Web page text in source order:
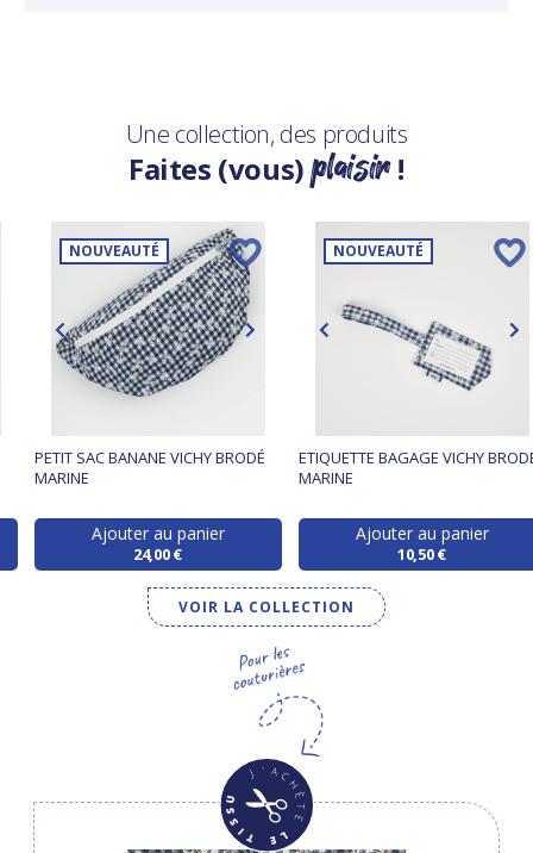
Une collection, des produits
Faites (vous)plaisir!
NOUVEAUTÉ
PETIT SAC BANANE VICHY BRODÉ
MARINE
Ajouter au panier
24,00 €
NOUVEAUTÉ
ETIQUETTE BAGAGE VICHY
MARINE
Ajouter au panier
10,50 €
VOIR LA COLLECTION